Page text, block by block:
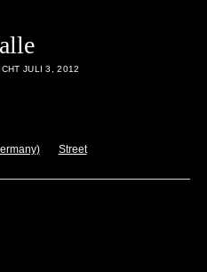
JULI 3, 2012
Street